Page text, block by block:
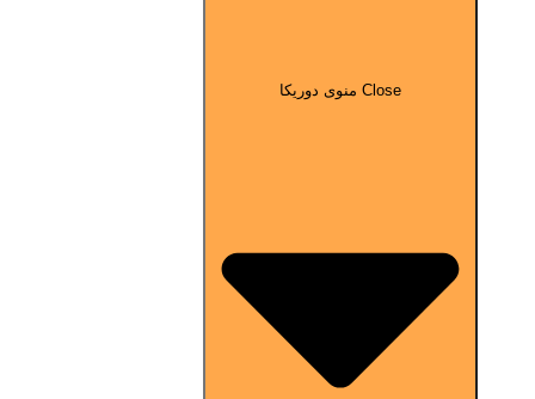
Close منوی دوریکا